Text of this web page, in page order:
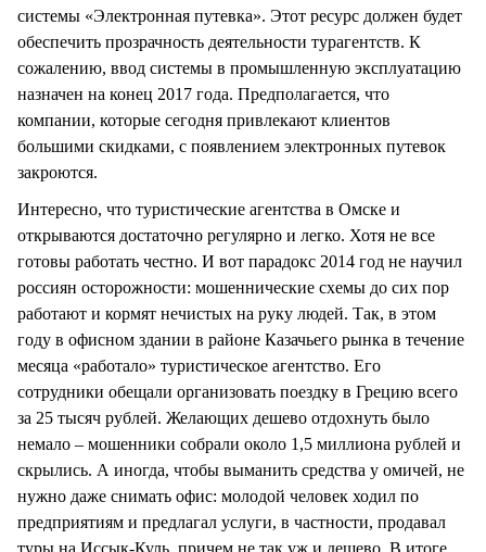
системы «Электронная путевка». Этот ресурс должен будет
обеспечить прозрачность деятельности турагентств. К
сожалению, ввод системы в промышленную эксплуатацию
назначен на конец 2017 года. Предполагается, что
компании, которые сегодня привлекают клиентов
большими скидками, с появлением электронных путевок
закроются.
Интересно, что туристические агентства в Омске и
открываются достаточно регулярно и легко. Хотя не все
готовы работать честно. И вот парадокс 2014 год не научил
россиян осторожности: мошеннические схемы до сих пор
работают и кормят нечистых на руку людей. Так, в этом
году в офисном здании в районе Казачьего рынка в течение
месяца «работало» туристическое агентство. Его
сотрудники обещали организовать поездку в Грецию всего
за 25 тысяч рублей. Желающих дешево отдохнуть было
немало – мошенники собрали около 1,5 миллиона рублей и
скрылись. А иногда, чтобы выманить средства у омичей, не
нужно даже снимать офис: молодой человек ходил по
предприятиям и предлагал услуги, в частности, продавал
туры на Иссык-Куль, причем не так уж и дешево. В итоге,